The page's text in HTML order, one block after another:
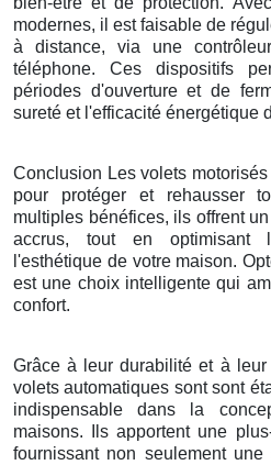
modernes, il est faisable de
à distance, via une
téléphone. Ces dispositifs
périodes d'ouverture et de
sureté et l'efficacité énergétique
Conclusion Les volets
pour protéger et rehausser
multiples bénéfices, ils offrent
accrus, tout en optimisant
l'esthétique de votre maison.
est une choix intelligente qui
confort.
Grâce à leur durabilité et à
volets automatiques sont sont
indispensable dans la
maisons. Ils apportent une
fournissant non seulement